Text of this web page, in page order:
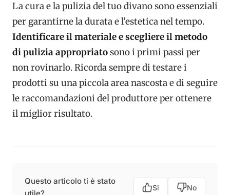
La cura e la pulizia del tuo divano sono essenziali
per garantirne la durata e l’estetica nel tempo.
Identificare il materiale e scegliere il metodo
di pulizia appropriatosono i primi passi per
non rovinarlo. Ricorda sempre di testare i
prodotti su una piccola area nascosta e di seguire
le raccomandazioni del produttore per ottenere
il miglior risultato.
Questo articolo ti è stato
Si No